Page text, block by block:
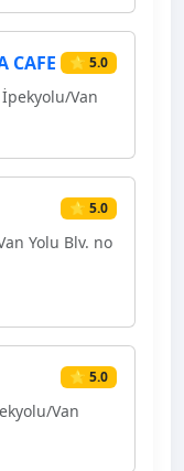
CAFE ⭐ 5.0
Van
⭐ 5.0
Yolu Blv. no
⭐ 5.0
Van